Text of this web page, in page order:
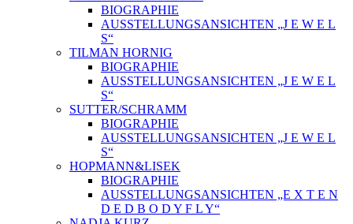
BIOGRAPHIE
AUSSTELLUNGSANSICHTEN „J E W E L
S“
TILMAN HORNIG
BIOGRAPHIE
AUSSTELLUNGSANSICHTEN „J E W E L
S“
SUTTER/SCHRAMM
BIOGRAPHIE
AUSSTELLUNGSANSICHTEN „J E W E L
S“
HOPMANN&LISEK
BIOGRAPHIE
AUSSTELLUNGSANSICHTEN „E X T E N
D E D B O D Y F L Y“